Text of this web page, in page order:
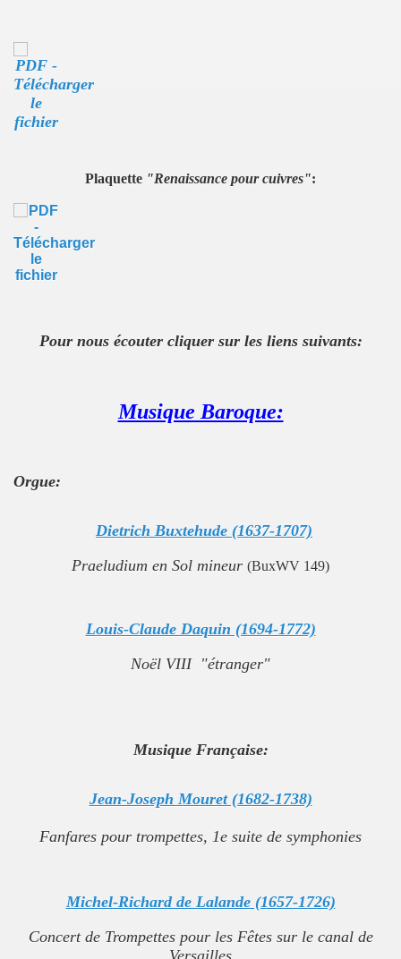
Plaquette "Renaissance pour cuivres":
Pour nous écouter cliquer sur les liens suivants:
Musique Baroque:
Orgue:
Dietrich Buxtehude (1637-1707)
Praeludium en Sol mineur (BuxWV 149)
Louis-Claude Daquin (1694-1772)
Noël VIII "étranger"
Musique Française:
Jean-Joseph Mouret (1682-1738)
Fanfares pour trompettes, 1e suite de symphonies
Michel-Richard de Lalande (1657-1726)
Concert de Trompettes pour les Fêtes sur le canal de